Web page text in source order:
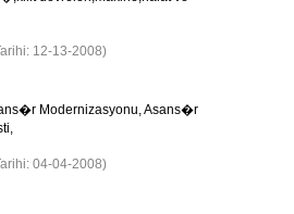
12-13-2008)
Modernizasyonu, Asans�r
04-04-2008)